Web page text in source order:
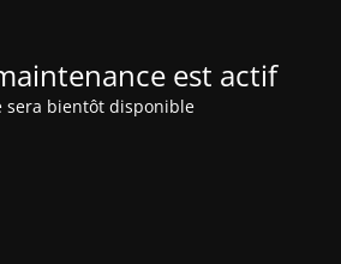
est actif
sera bientôt disponible